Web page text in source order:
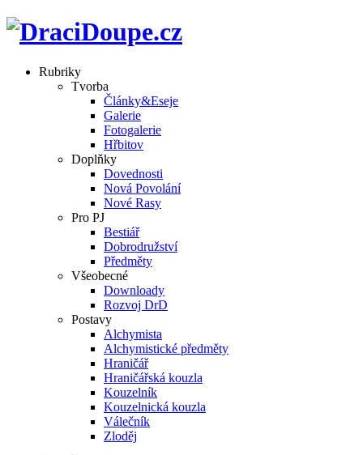
Rubriky
Tvorba
Články&Eseje
Galerie
Fotogalerie
Hřbitov
Doplňky
Dovednosti
Nová Povolání
Nové Rasy
Pro PJ
Bestiář
Dobrodružství
Předměty
Všeobecné
Downloady
Rozvoj DrD
Postavy
Alchymista
Alchymistické předměty
Hraničář
Hraničářská kouzla
Kouzelník
Kouzelnická kouzla
Válečník
Zloděj